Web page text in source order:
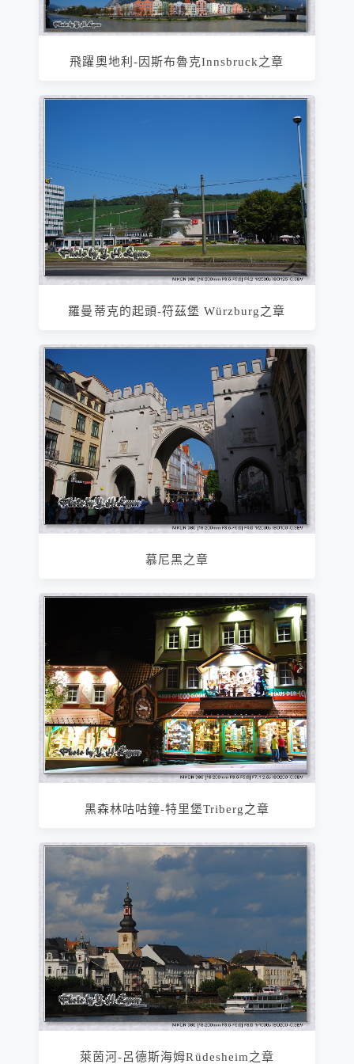
飛躍奧地利-因斯布魯克Innsbruck之章
羅曼蒂克的起頭-符茲堡 Würzburg之章
慕尼黑之章
黑森林咕咕鐘-特里堡Triberg之章
萊茵河-呂德斯海姆Rüdesheim之章